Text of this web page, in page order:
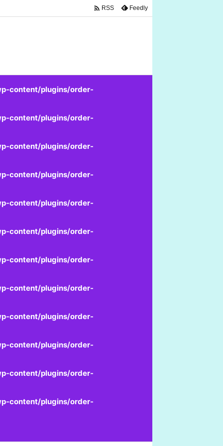
content/plugins/order-
content/plugins/order-
content/plugins/order-
content/plugins/order-
content/plugins/order-
content/plugins/order-
content/plugins/order-
content/plugins/order-
content/plugins/order-
content/plugins/order-
content/plugins/order-
content/plugins/order-
 RSS Feedly